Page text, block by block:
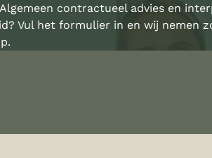
contractueel advies en
Vul het formulier in en wij nemen